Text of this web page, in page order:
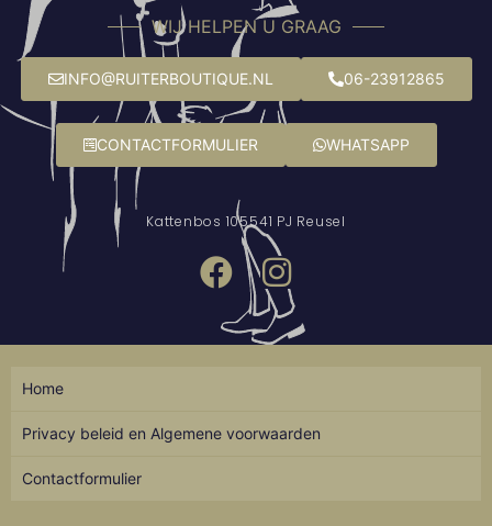
WIJ HELPEN U GRAAG
INFO@RUITERBOUTIQUE.NL 06-23912865
CONTACTFORMULIER WHATSAPP
Kattenbos 105541 PJ Reusel
Home
Privacy beleid en Algemene voorwaarden
Contactformulier